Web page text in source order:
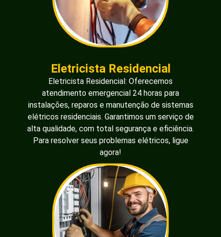
Eletricista Residencial
Eletricista Residencial: Oferecemos
atendimento emergencial 24 horas para
instalações, reparos e manutenção de sistemas
elétricos residenciais. Garantimos um serviço de
alta qualidade, com total segurança e eficiência.
Para resolver seus problemas elétricos, ligue
agora!